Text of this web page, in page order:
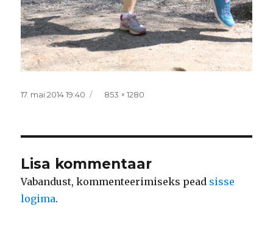
Postitatud
17. mai 2014 19:40 Täissuurus
853 × 1280
Lisa kommentaar
Vabandust, kommenteerimiseks pead sisse
logima.